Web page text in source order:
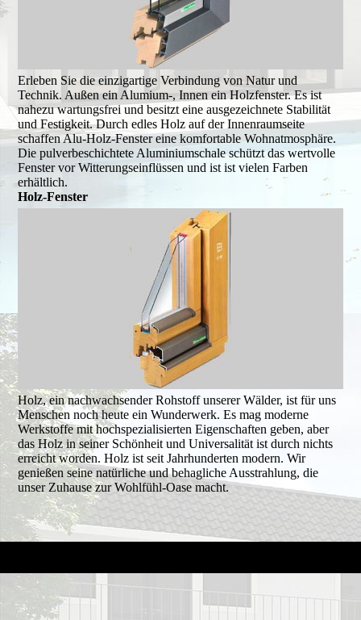
Erleben Sie die einzigartige Verbindung von Natur und
Technik. Außen ein Alumium-, Innen ein Holzfenster. Es ist
nahezu wartungsfrei und besitzt eine ausgezeichnete Stabilität
und Festigkeit. Durch edles Holz auf der Innenraumseite
schaffen Alu-Holz-Fenster eine komfortable Wohnatmosphäre.
Die pulverbeschichtete Aluminiumschale schützt das wertvolle
Fenster vor Witterungseinflüssen und ist ist vielen Farben
erhältlich.
Holz-Fenster
Holz, ein nachwachsender Rohstoff unserer Wälder, ist für uns
Menschen noch heute ein Wunderwerk. Es mag moderne
Werkstoffe mit hochspezialisierten Eigenschaften geben, aber
das Holz in seiner Schönheit und Universalität ist durch nichts
erreicht worden. Holz ist seit Jahrhunderten modern. Wir
genießen seine natürliche und behagliche Ausstrahlung, die
unser Zuhause zur Wohlfühl-Oase macht.